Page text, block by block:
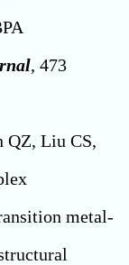
, 473
QZ, Liu CS,
metal-